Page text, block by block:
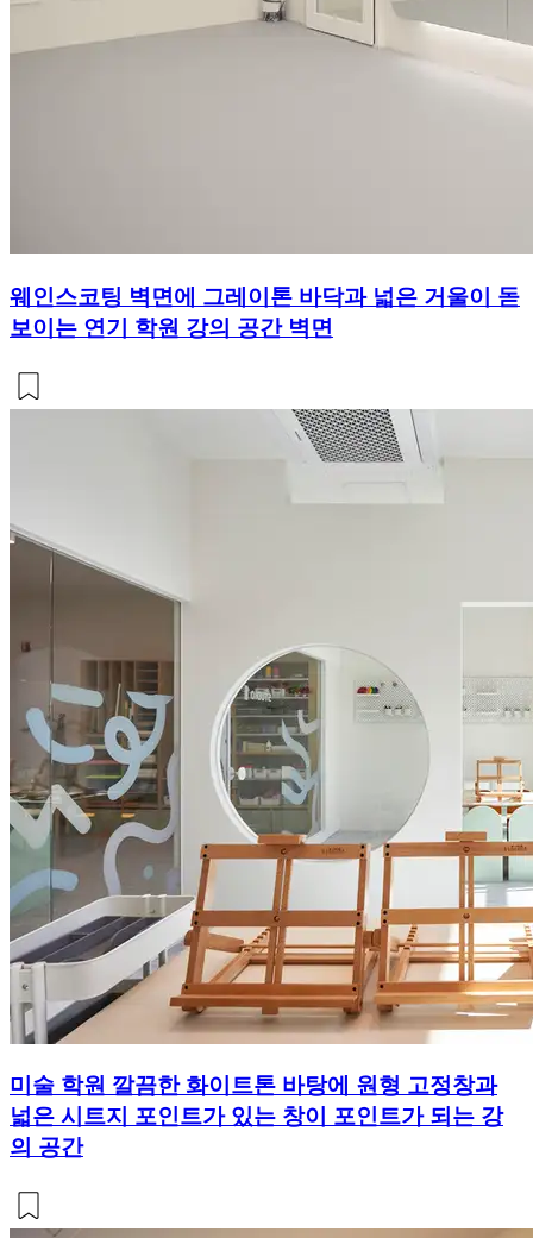
웨인스코팅 벽면에 그레이톤 바닥과 넓은 거울이 돋
보이는 연기 학원 강의 공간 벽면
미술 학원 깔끔한 화이트톤 바탕에 원형 고정창과
넓은 시트지 포인트가 있는 창이 포인트가 되는 강
의 공간